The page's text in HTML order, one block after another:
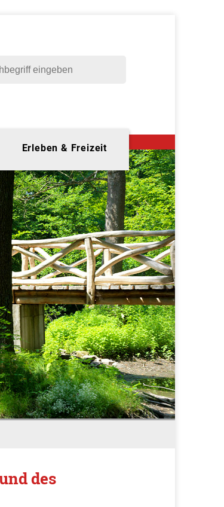
Erleben & Freizeit
des